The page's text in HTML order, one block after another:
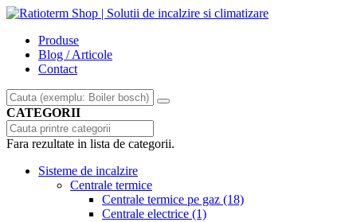
Produse
Blog / Articole
Contact
CATEGORII
Fara rezultate in lista de categorii.
Sisteme de incalzire
Centrale termice
Centrale termice pe gaz (18)
Centrale electrice (1)